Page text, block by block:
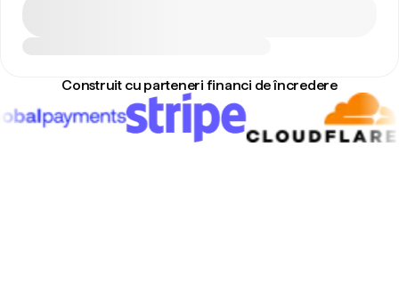
Construit cu parteneri financi de încredere